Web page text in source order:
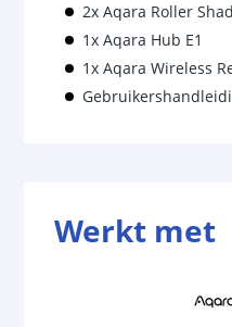
2x Aqara Roller
1x Aqara Hub E1
1x Aqara Wireless
Werkt met